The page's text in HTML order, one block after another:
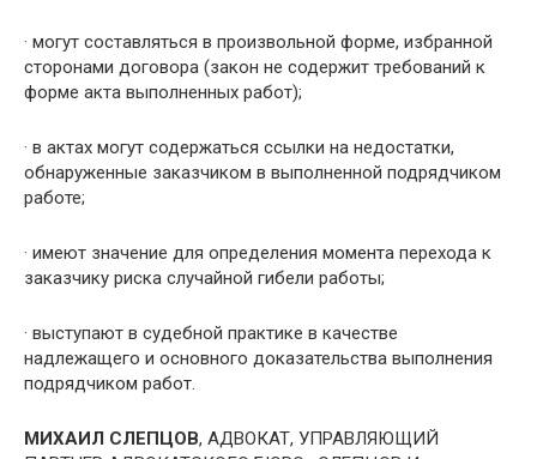
· могут составляться в произвольной форме, избранной
сторонами договора (закон не содержит требований к
форме акта выполненных работ);
· в актах могут содержаться ссылки на недостатки,
обнаруженные заказчиком в выполненной подрядчиком
работе;
· имеют значение для определения момента перехода к
заказчику риска случайной гибели работы;
· выступают в судебной практике в качестве
надлежащего и основного доказательства выполнения
подрядчиком работ.
МИХАИЛ СЛЕПЦОВ, АДВОКАТ, УПРАВЛЯЮЩИЙ